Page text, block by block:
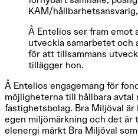
KAM/
Å Entelios ser fram emot
utveckla samarbetet och
för att tillsammans
tillägger hon.
Å Entelios engagemang för
möjligheterna till hållbara avtal
fastighetsbolag. Bra Miljöval
egen miljömärkning och det är
elenergi märkt Bra Miljöval